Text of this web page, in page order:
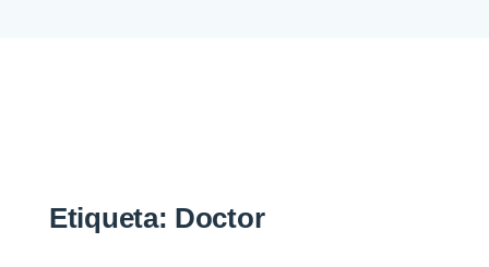
Etiqueta: Doctor